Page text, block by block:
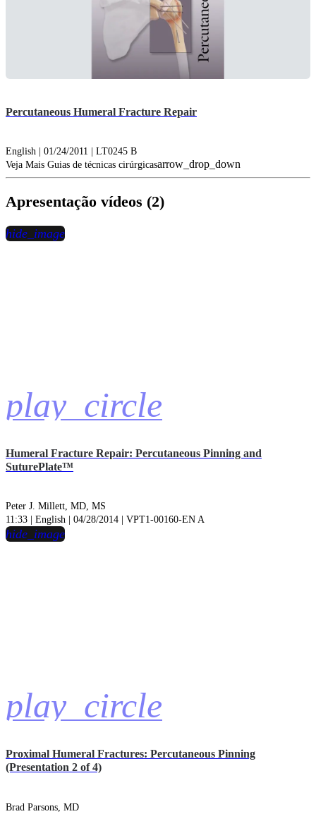
Percutaneous Humeral Fracture Repair
English | 01/24/2011 | LT0245 B
Veja Mais Guias de técnicas cirúrgicasarrow_drop_down
Apresentação vídeos (2)
play_circle
hide_image
Humeral Fracture Repair: Percutaneous Pinning and
SuturePlate™
Peter J. Millett, MD, MS
11:33 | English | 04/28/2014 | VPT1-00160-EN A
play_circle
hide_image
Proximal Humeral Fractures: Percutaneous Pinning
(Presentation 2 of 4)
Brad Parsons, MD